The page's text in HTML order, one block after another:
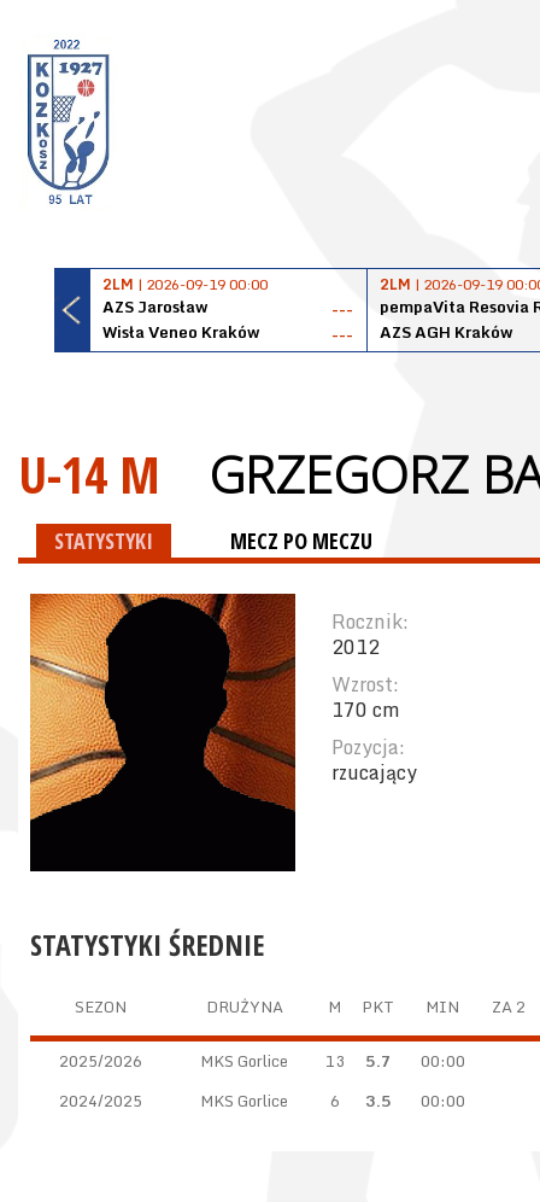
2LM | 2026-09-19 00:00
AZS Jarosław
---
Wisła Veneo Kraków
---
2LM | 2026-09-19
pempaVita Resovia
AZS AGH Kraków
U-14 M GRZEGORZ
STATYSTYKI MECZ PO MECZU
Rocznik:
2012
Wzrost:
170 cm
Pozycja:
rzucający
STATYSTYKI ŚREDNIE
SEZON DRUŻYNA M PKT MIN ZA 2
2025/2026 MKS Gorlice 13 5.7
00:00
2024/2025
MKS Gorlice 6 3.5 00:00